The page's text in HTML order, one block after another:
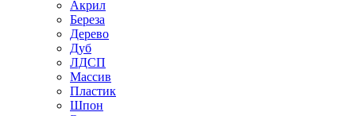
Акрил
Береза
Дерево
Дуб
ЛДСП
Массив
Пластик
Шпон